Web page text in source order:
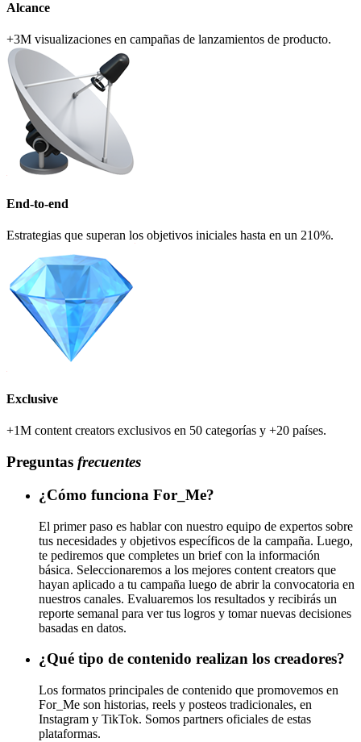
Alcance
+3M visualizaciones en campañas de lanzamientos de producto.
End-to-end
Estrategias que superan los objetivos iniciales hasta en un 210%.
Exclusive
+1M content creators exclusivos en 50 categorías y +20 países.
Preguntas frecuentes
¿Cómo funciona For_Me?
El primer paso es hablar con nuestro equipo de expertos sobre
tus necesidades y objetivos específicos de la campaña. Luego,
te pediremos que completes un brief con la información
básica. Seleccionaremos a los mejores content creators que
hayan aplicado a tu campaña luego de abrir la convocatoria en
nuestros canales. Evaluaremos los resultados y recibirás un
reporte semanal para ver tus logros y tomar nuevas decisiones
basadas en datos.
¿Qué tipo de contenido realizan los creadores?
Los formatos principales de contenido que promovemos en
For_Me son historias, reels y posteos tradicionales, en
Instagram y TikTok. Somos partners oficiales de estas
plataformas.